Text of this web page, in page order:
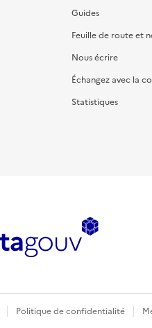
Guides
Feuille de route et
Nous écrire
Échangez avec la
Statistiques
Politique de confidentialité